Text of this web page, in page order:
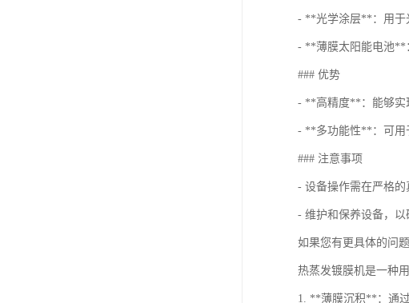
- **光学涂层**：用于
- **薄膜太阳能电池**
### 优势
- **高精度**：能够实
- **多功能性**：可用
### 注意事项
- 设备操作需在严格的
- 维护和保养设备，以
如果您有更具体的问
热蒸发镀膜机是一种
1. **薄膜沉积**：通